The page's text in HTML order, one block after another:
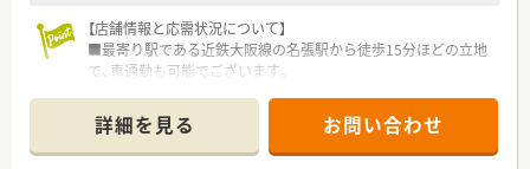
【店舗情報と応需状況について】
■最寄り駅である近鉄大阪線の名張駅から徒歩15分ほどの立地
で、車通勤も可能でございます。
や精神科などの面処方も応需しています。
■処方箋応需枚数は1日あたり約150枚と多く、薬剤師は常勤4
名、パート1名の常時複数名体制で対応しています。
詳細を見る お問い合わせ